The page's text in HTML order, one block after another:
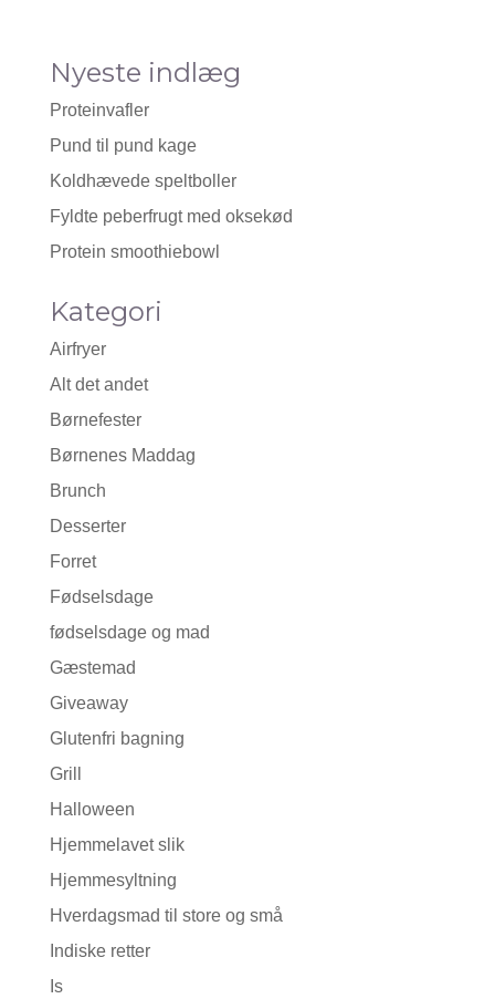
Nyeste indlæg
Proteinvafler
Pund til pund kage
Koldhævede speltboller
Fyldte peberfrugt med oksekød
Protein smoothiebowl
Kategori
Airfryer
Alt det andet
Børnefester
Børnenes Maddag
Brunch
Desserter
Forret
Fødselsdage
fødselsdage og mad
Gæstemad
Giveaway
Glutenfri bagning
Grill
Halloween
Hjemmelavet slik
Hjemmesyltning
Hverdagsmad til store og små
Indiske retter
Is